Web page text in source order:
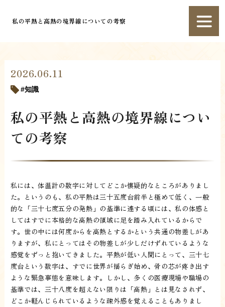
私の平熱と高熱の境界線についての考察
2026.06.11
知識
私の平熱と高熱の境界線につい
ての考察
私には、体温計の数字に対してどこか懐疑的なところがありまし
た。というのも、私の平熱は三十五度台前半と極めて低く、一般
的な「三十七度五分の発熱」の基準に達する頃には、私の体感と
してはすでに本格的な高熱の領域に足を踏み入れているからで
す。世の中には何度からを高熱とするかという共通の物差しがあ
りますが、私にとってはその物差しが少しだけずれているような
感覚をずっと抱いてきました。平熱が低い人間にとって、三十七
度台という数字は、すでに世界が揺らぎ始め、骨の芯が疼き出す
ような緊急事態を意味します。しかし、多くの医療現場や職場の
基準では、三十八度を超えない限りは「高熱」とは見なされず、
どこか軽んじられているような疎外感を覚えることもありまし